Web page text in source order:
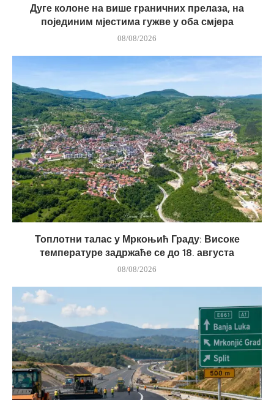
Дуге колоне на више граничних прелаза, на
појединим мјестима гужве у оба смјера
08/08/2026
Топлотни талас у Мркоњић Граду: Високе
температуре задржаће се до 18. августа
08/08/2026